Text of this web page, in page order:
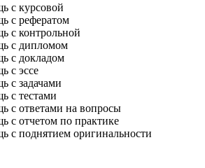
с курсовой
с рефератом
с контрольной
с дипломом
с докладом
с эссе
с задачами
с тестами
с ответами на вопросы
с отчетом по практике
с поднятием оригинальности